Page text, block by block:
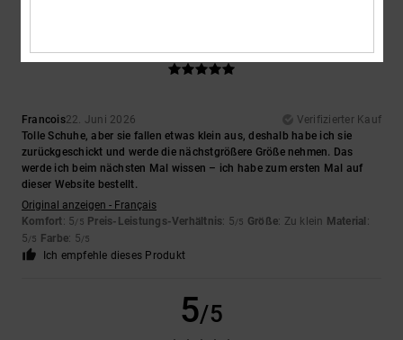
Francois22. Juni 2026
Verifizierter Kauf
Tolle Schuhe, aber sie fallen etwas klein aus, deshalb habe ich sie
zurückgeschickt und werde die nächstgrößere Größe nehmen. Das
werde ich beim nächsten Mal wissen – ich habe zum ersten Mal auf
dieser Website bestellt.
Original anzeigen - Français
Komfort: 5/5 Preis-Leistungs-Verhältnis: 5/5 Größe: Zu klein Material :
5/5 Farbe: 5/5
Ich empfehle dieses Produkt
5/5